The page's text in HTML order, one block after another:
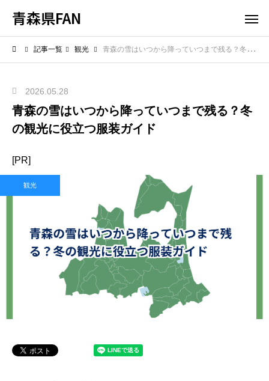
青森県FAN
記事一覧 観光 青森の雪はいつから降っていつまで残る？冬の観光に役立つ服装ガイド
2026.05.28
青森の雪はいつから降っていつまで残る？冬
の観光に役立つ服装ガイド
[PR]
観光